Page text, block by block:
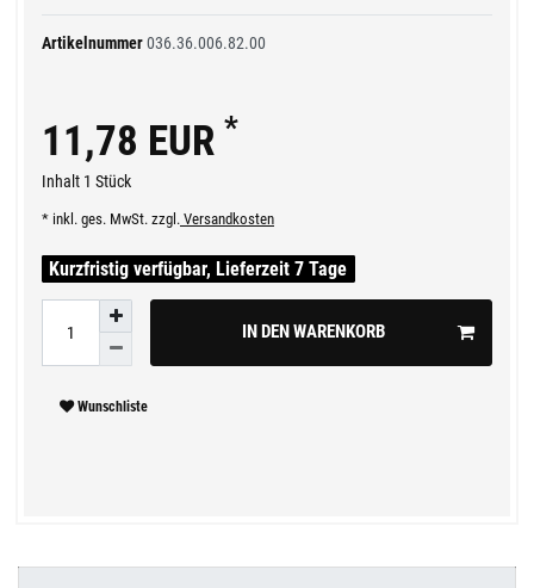
Artikelnummer036.36.006.82.00
11,78 EUR *
Inhalt 1 Stück
* inkl. ges. MwSt. zzgl. Versandkosten
Kurzfristig verfügbar, Lieferzeit 7 Tage
IN DEN WARENKORB
Wunschliste